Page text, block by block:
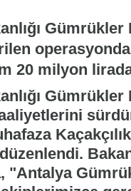
20 milyon
Gümrükler
"Antalya